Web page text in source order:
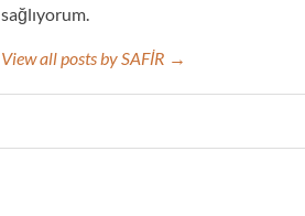
sağlıyorum.
View all posts by SAFİR →